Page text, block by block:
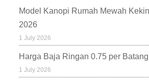
Model Kanopi Rumah Mewah
2026
1 July 2026
Harga Baja Ringan 0.75 per
1 July 2026